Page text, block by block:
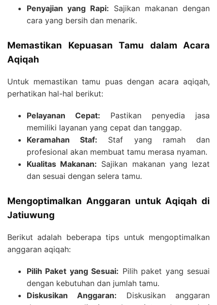
Penyajian yang Rapi: Sajikan makanan dengan
cara yang bersih dan menarik.
Memastikan Kepuasan Tamu dalam Acara
Aqiqah
Untuk memastikan tamu puas dengan acara aqiqah,
perhatikan hal-hal berikut:
Pelayanan Cepat: Pastikan penyedia jasa
memiliki layanan yang cepat dan tanggap.
Keramahan Staf: Staf yang ramah dan
profesional akan membuat tamu merasa nyaman.
Kualitas Makanan: Sajikan makanan yang lezat
dan sesuai dengan selera tamu.
Mengoptimalkan Anggaran untuk Aqiqah di
Jatiuwung
Berikut adalah beberapa tips untuk mengoptimalkan
anggaran aqiqah:
Pilih Paket yang Sesuai: Pilih paket yang sesuai
dengan kebutuhan dan jumlah tamu.
Diskusikan Anggaran: Diskusikan anggaran